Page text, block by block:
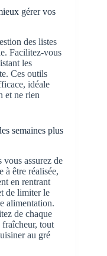
gérer vos
des listes
Facilitez-vous
les
Ces outils
idéale
et ne rien
semaines plus
vous assurez de
à être réalisée,
en rentrant
de limiter le
alimentation.
de chaque
fraîcheur, tout
au gré